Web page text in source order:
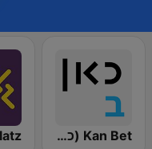
Kan Bet (כאן ב' / רשת ב')